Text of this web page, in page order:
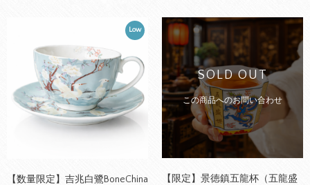
Low
【数量限定】吉兆白鷺BoneChina
SOLD OUT
この商品へのお問い合わせ
【限定】景徳鎮五龍杯（五龍盛